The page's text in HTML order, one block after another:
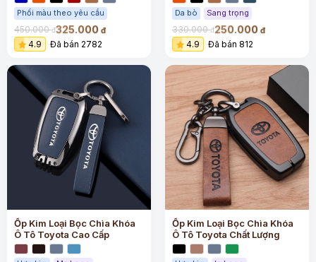
Phối màu theo yêu cầu
450.000đ325.000 đ
4.9 Đã bán 2782
Da bò Sang trọng
330.000đ250.000 đ
4.9 Đã bán 812
Ốp Kim Loại Bọc Chìa Khóa
Ô Tô Toyota Cao Cấp
Ốp Kim Loại Bọc Chìa Khóa
Ô Tô Toyota Chất Lượng